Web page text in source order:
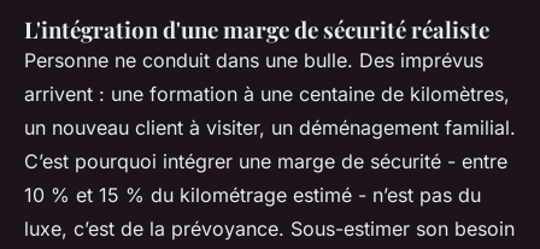
L'intégration d'une marge de sécurité réaliste
Personne ne conduit dans une bulle. Des imprévus
arrivent : une formation à une centaine de kilomètres,
un nouveau client à visiter, un déménagement familial.
C’est pourquoi intégrer une marge de sécurité - entre
10 % et 15 % du kilométrage estimé - n’est pas du
luxe, c’est de la prévoyance. Sous-estimer son besoin